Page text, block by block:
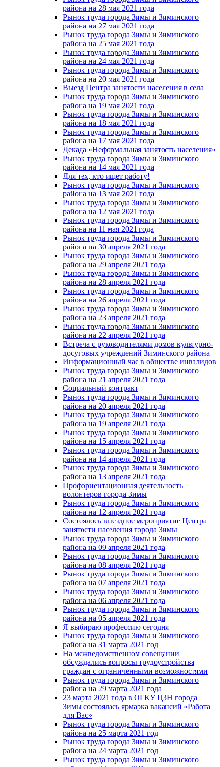
района на 28 мая 2021 года
Рынок труда города Зимы и Зиминского
района на 27 мая 2021 года
Рынок труда города Зимы и Зиминского
района на 25 мая 2021 года
Рынок труда города Зимы и Зиминского
района на 24 мая 2021 года
Рынок труда города Зимы и Зиминского
района на 20 мая 2021 года
Выезд Центра занятости населения в села
Рынок труда города Зимы и Зиминского
района на 19 мая 2021 года
Рынок труда города Зимы и Зиминского
района на 18 мая 2021 года
Рынок труда города Зимы и Зиминского
района на 17 мая 2021 года
Декада «Неформальная занятость населения»
Рынок труда города Зимы и Зиминского
района на 14 мая 2021 года
Для тех, кто ищет работу!
Рынок труда города Зимы и Зиминского
района на 13 мая 2021 года
Рынок труда города Зимы и Зиминского
района на 12 мая 2021 года
Рынок труда города Зимы и Зиминского
района на 11 мая 2021 года
Рынок труда города Зимы и Зиминского
района на 30 апреля 2021 года
Рынок труда города Зимы и Зиминского
района на 29 апреля 2021 года
Рынок труда города Зимы и Зиминского
района на 28 апреля 2021 года
Рынок труда города Зимы и Зиминского
района на 26 апреля 2021 года
Рынок труда города Зимы и Зиминского
района на 23 апреля 2021 года
Рынок труда города Зимы и Зиминского
района на 22 апреля 2021 года
Встреча с руководителями домов культурно-
досуговых учреждений Зиминского района
Информационный час в обществе инвалидов
Рынок труда города Зимы и Зиминского
района на 21 апреля 2021 года
Социальный контракт
Рынок труда города Зимы и Зиминского
района на 20 апреля 2021 года
Рынок труда города Зимы и Зиминского
района на 19 апреля 2021 года
Рынок труда города Зимы и Зиминского
района на 15 апреля 2021 года
Рынок труда города Зимы и Зиминского
района на 14 апреля 2021 года
Рынок труда города Зимы и Зиминского
района на 13 апреля 2021 года
Профориентационная деятельность
волонтеров города Зимы
Рынок труда города Зимы и Зиминского
района на 12 апреля 2021 года
Состоялось выездное мероприятие Центра
занятости населения города Зимы
Рынок труда города Зимы и Зиминского
района на 09 апреля 2021 года
Рынок труда города Зимы и Зиминского
района на 08 апреля 2021 года
Рынок труда города Зимы и Зиминского
района на 07 апреля 2021 года
Рынок труда города Зимы и Зиминского
района на 06 апреля 2021 года
Рынок труда города Зимы и Зиминского
района на 05 апреля 2021 года
Я выбираю профессию сегодня
Рынок труда города Зимы и Зиминского
района на 31 марта 2021 год
На межведомственном совещании
обсуждались вопросы трудоустройства
граждан с ограниченными возможностями
Рынок труда города Зимы и Зиминского
района на 29 марта 2021 года
23 марта 2021 года в ОГКУ ЦЗН города
Зимы состоялась ярмарка вакансий «Работа
для Вас»
Рынок труда города Зимы и Зиминского
района на 25 марта 2021 год
Рынок труда города Зимы и Зиминского
района на 24 марта 2021 год
Рынок труда города Зимы и Зиминского